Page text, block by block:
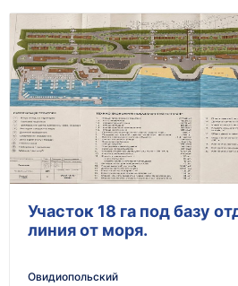
Участок 18 га под базу
линия от моря.
Овидиопольский